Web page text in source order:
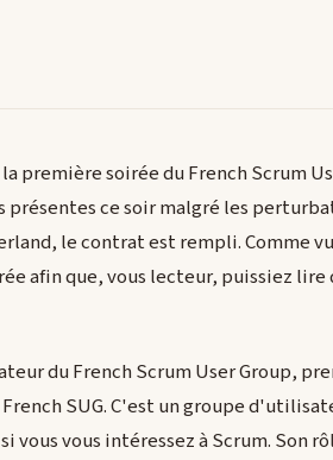
première soirée du French Scrum
présentes ce soir malgré les
le contrat est rempli. Comme
afin que, vous lecteur, puissiez
du French Scrum User Group,
SUG. C'est un groupe
vous vous intéressez à Scrum. Son